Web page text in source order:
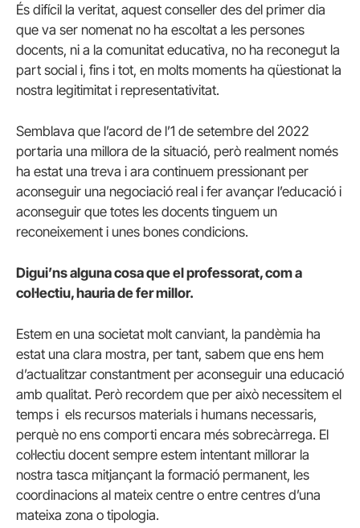
És difícil la veritat, aquest conseller des del primer dia
que va ser nomenat no ha escoltat a les persones
docents, ni a la comunitat educativa, no ha reconegut la
part social i, fins i tot, en molts moments ha qüestionat la
nostra legitimitat i representativitat.
Semblava que l’acord de l’1 de setembre del 2022
portaria una millora de la situació, però realment només
ha estat una treva i ara continuem pressionant per
aconseguir una negociació real i fer avançar l’educació i
aconseguir que totes les docents tinguem un
reconeixement i unes bones condicions.
Digui’ns alguna cosa que el professorat, com a
col·lectiu, hauria de fer millor.
Estem en una societat molt canviant, la pandèmia ha
estat una clara mostra, per tant, sabem que ens hem
d’actualitzar constantment per aconseguir una educació
amb qualitat. Però recordem que per això necessitem el
temps i els recursos materials i humans necessaris,
perquè no ens comporti encara més sobrecàrrega. El
col·lectiu docent sempre estem intentant millorar la
nostra tasca mitjançant la formació permanent, les
coordinacions al mateix centre o entre centres d’una
mateixa zona o tipologia.